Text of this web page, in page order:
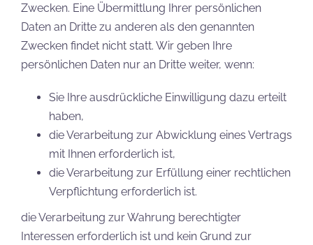
Zwecken. Eine Übermittlung Ihrer persönlichen
Daten an Dritte zu anderen als den genannten
Zwecken findet nicht statt. Wir geben Ihre
persönlichen Daten nur an Dritte weiter, wenn:
Sie Ihre ausdrückliche Einwilligung dazu erteilt
haben,
die Verarbeitung zur Abwicklung eines Vertrags
mit Ihnen erforderlich ist,
die Verarbeitung zur Erfüllung einer rechtlichen
Verpflichtung erforderlich ist.
die Verarbeitung zur Wahrung berechtigter
Interessen erforderlich ist und kein Grund zur